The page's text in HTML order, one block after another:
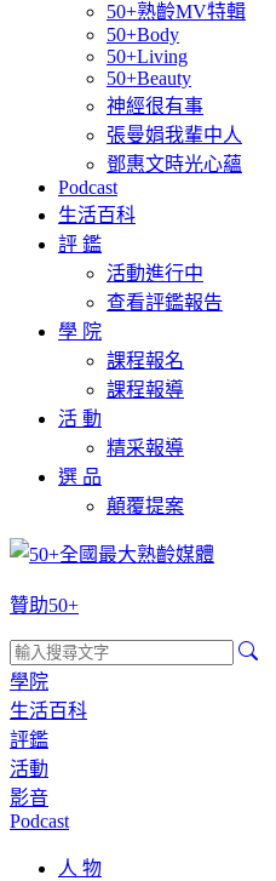
50+熟齡MV特輯
50+Body
50+Living
50+Beauty
神經很有事
張曼娟我輩中人
鄧惠文時光心蘊
Podcast
生活百科
評 鑑
活動進行中
查看評鑑報告
學 院
課程報名
課程報導
活 動
精采報導
選 品
顛覆提案
贊助50+
學院
生活百科
評鑑
活動
影音
Podcast
人 物